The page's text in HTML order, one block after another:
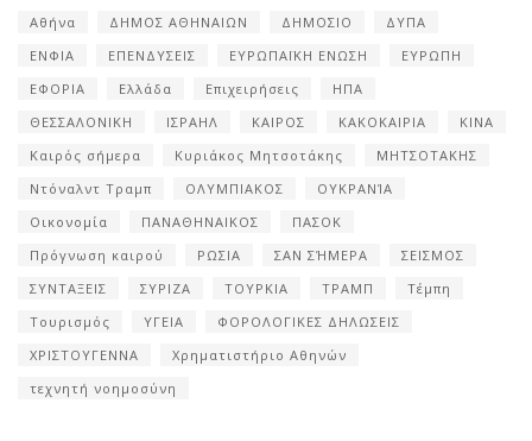
Αθήνα
ΔΗΜΟΣ ΑΘΗΝΑΙΩΝ ΔΗΜΟΣΙΟ
ΔΥΠΑ
ΕΝΦΙΑ
ΕΠΕΝΔΥΣΕΙΣ ΕΥΡΩΠΑΪΚΗ ΕΝΩΣΗ
ΕΥΡΩΠΗ
ΕΦΟΡΙΑ
Ελλάδα Επιχειρήσεις
ΗΠΑ
ΘΕΣΣΑΛΟΝΙΚΗ
ΙΣΡΑΗΛ ΚΑΙΡΟΣ ΚΑΚΟΚΑΙΡΙΑ
ΚΙΝΑ
Καιρός σήμερα
Κυριάκος Μητσοτάκης
ΜΗΤΣΟΤΑΚΗΣ
Ντόναλντ Τραμπ
ΟΛΥΜΠΙΑΚΟΣ
ΟΥΚΡΑΝΊΑ
Οικονομία
ΠΑΝΑΘΗΝΑΙΚΟΣ
ΠΑΣΟΚ
Πρόγνωση καιρού
ΡΩΣΙΑ ΣΑΝ ΣΉΜΕΡΑ
ΣΕΙΣΜΟΣ
ΣΥΝΤΑΞΕΙΣ
ΣΥΡΙΖΑ ΤΟΥΡΚΙΑ ΤΡΑΜΠ
Τέμπη
Τουρισμός
ΥΓΕΙΑ
ΦΟΡΟΛΟΓΙΚΕΣ ΔΗΛΩΣΕΙΣ
ΧΡΙΣΤΟΥΓΕΝΝΑ
Χρηματιστήριο Αθηνών
τεχνητή νοημοσύνη